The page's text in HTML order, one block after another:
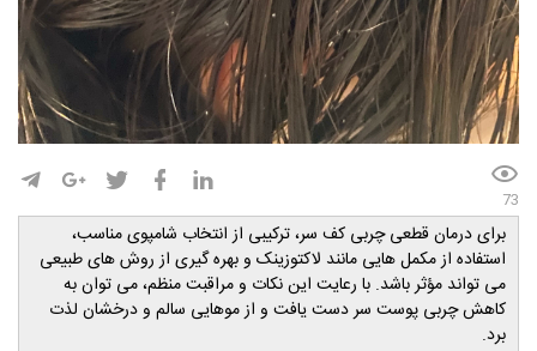
73
برای درمان قطعی چربی کف سر، ترکیبی از انتخاب شامپوی مناسب،
استفاده از مکمل هایی مانند لاکتوزینک و بهره گیری از روش های طبیعی
می تواند مؤثر باشد. با رعایت این نکات و مراقبت منظم، می توان به
کاهش چربی پوست سر دست یافت و از موهایی سالم و درخشان لذت
برد.